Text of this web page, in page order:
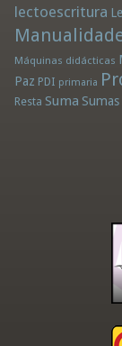
lectoescritura
Máquinas didácticas
Paz PDI primaria
Resta Suma Sumas